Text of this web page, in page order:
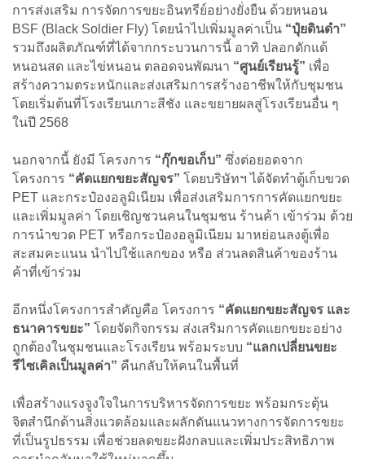
การส่งเสริม การจัดการขยะอินทรีย์อย่างยั่งยืน ด้วยหนอน
BSF (Black Soldier Fly) โดยนำไปเพิ่มมูลค่าเป็น “ปุ๋ยดินดำ”
รวมถึงผลิตภัณฑ์ที่ได้จากกระบวนการนี้ อาทิ ปลอกดักแด้
หนอนสด และไข่หนอน ตลอดจนพัฒนา “ศูนย์เรียนรู้” เพื่อ
สร้างความตระหนักและส่งเสริมการสร้างอาชีพให้กับชุมชน
โดยเริ่มต้นที่โรงเรียนเกาะสีชัง และขยายผลสู่โรงเรียนอื่น ๆ
ในปี 2568
นอกจากนี้ ยังมี โครงการ “กุ๊กขอเก็บ” ซึ่งต่อยอดจาก
โครงการ “คัดแยกขยะสัญจร” โดยบริษัทฯ ได้จัดทำตู้เก็บขวด
PET และกระป๋องอลูมิเนียม เพื่อส่งเสริมการการคัดแยกขยะ
และเพิ่มมูลค่า โดยเชิญชวนคนในชุมชน ร้านค้า เข้าร่วม ด้วย
การนำขวด PET หรือกระป๋องอลูมิเนียม มาหย่อนลงตู้เพื่อ
สะสมคะแนน นำไปใช้แลกของ หรือ ส่วนลดสินค้าของร้าน
ค้าที่เข้าร่วม
อีกหนึ่งโครงการสำคัญคือ โครงการ “คัดแยกขยะสัญจร และ
ธนาคารขยะ” โดยจัดกิจกรรม ส่งเสริมการคัดแยกขยะอย่าง
ถูกต้องในชุมชนและโรงเรียน พร้อมระบบ “แลกเปลี่ยนขยะ
รีไซเคิลเป็นมูลค่า” คืนกลับให้คนในพื้นที่
เพื่อสร้างแรงจูงใจในการบริหารจัดการขยะ พร้อมกระตุ้น
จิตสำนึกด้านสิ่งแวดล้อมและผลักดันแนวทางการจัดการขยะ
ที่เป็นรูปธรรม เพื่อช่วยลดขยะฝังกลบและเพิ่มประสิทธิภาพ